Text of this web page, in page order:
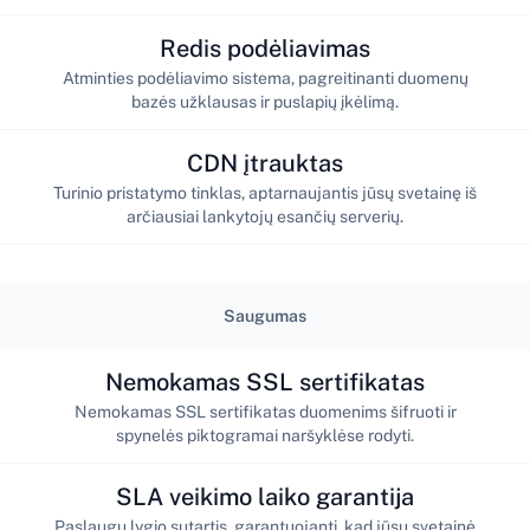
Redis podėliavimas
Atminties podėliavimo sistema, pagreitinanti duomenų
bazės užklausas ir puslapių įkėlimą.
CDN įtrauktas
Turinio pristatymo tinklas, aptarnaujantis jūsų svetainę iš
arčiausiai lankytojų esančių serverių.
Saugumas
Nemokamas SSL sertifikatas
Nemokamas SSL sertifikatas duomenims šifruoti ir
spynelės piktogramai naršyklėse rodyti.
SLA veikimo laiko garantija
Paslaugų lygio sutartis, garantuojanti, kad jūsų svetainė